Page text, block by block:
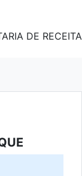
DE RECEITA